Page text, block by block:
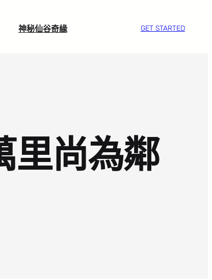
神秘仙谷奇緣 GET STARTED
里尚為鄰